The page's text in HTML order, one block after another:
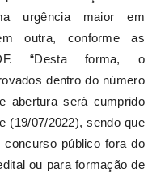
urgência maior em
outra, conforme as
“Desta forma, o
dentro do número
abertura será cumprido
(19/07/2022), sendo que
público fora do
ou para formação de